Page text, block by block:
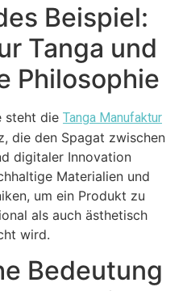
Beispiel:
Tanga und
Philosophie
steht die Tanga Manufaktur
die den Spagat zwischen
digitaler Innovation
Materialien und
um ein Produkt zu
als auch ästhetisch
wird.
Bedeutung